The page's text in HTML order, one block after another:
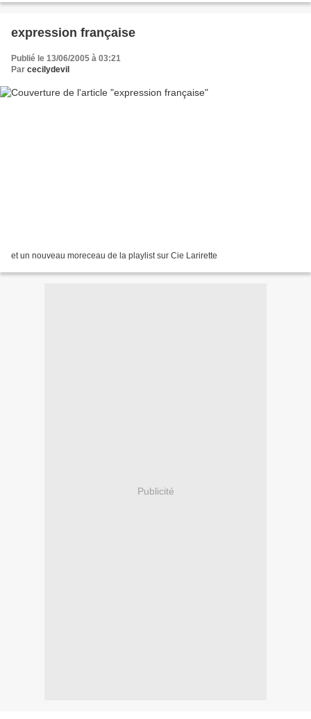
expression française
Publié le 13/06/2005 à 03:21
Par cecilydevil
et un nouveau moreceau de la playlist sur Cie Larirette
Publicité